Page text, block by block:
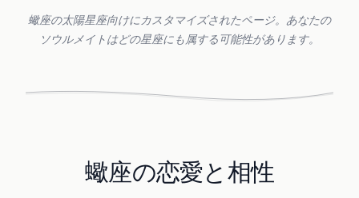
蠍座の太陽星座向けにカスタマイズされたページ。あなたの
ソウルメイトはどの星座にも属する可能性があります。
蠍座の恋愛と相性